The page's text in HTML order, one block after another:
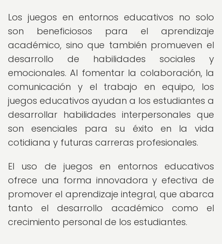
Los juegos en entornos educativos no solo
son beneficiosos para el aprendizaje
académico, sino que también promueven el
desarrollo de habilidades sociales y
emocionales. Al fomentar la colaboración, la
comunicación y el trabajo en equipo, los
juegos educativos ayudan a los estudiantes a
desarrollar habilidades interpersonales que
son esenciales para su éxito en la vida
cotidiana y futuras carreras profesionales.
El uso de juegos en entornos educativos
ofrece una forma innovadora y efectiva de
promover el aprendizaje integral, que abarca
tanto el desarrollo académico como el
crecimiento personal de los estudiantes.